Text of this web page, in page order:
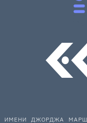
ИМЕНИ ДЖОРДЖА